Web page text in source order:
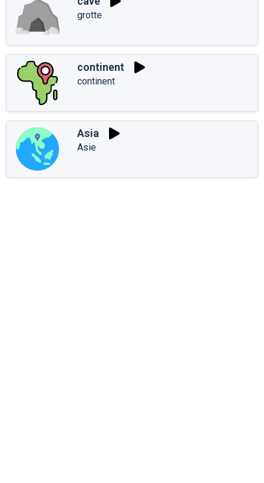
grotte
continent
continent
Asia
Asie